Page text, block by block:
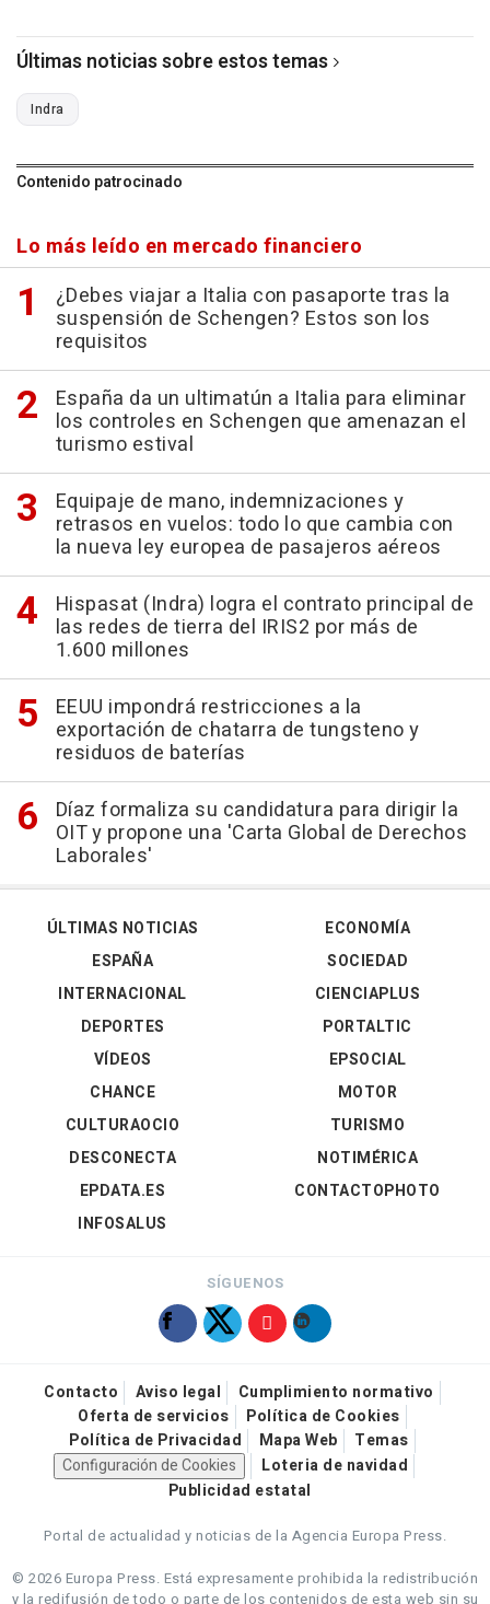
Últimas noticias sobre estos temas
Indra
Contenido patrocinado
Lo más leído en mercado financiero
¿Debes viajar a Italia con pasaporte tras la
suspensión de Schengen? Estos son los
requisitos
España da un ultimatún a Italia para eliminar
los controles en Schengen que amenazan el
turismo estival
Equipaje de mano, indemnizaciones y
retrasos en vuelos: todo lo que cambia con
la nueva ley europea de pasajeros aéreos
Hispasat (Indra) logra el contrato principal de
las redes de tierra del IRIS2 por más de
1.600 millones
EEUU impondrá restricciones a la
exportación de chatarra de tungsteno y
residuos de baterías
Díaz formaliza su candidatura para dirigir la
OIT y propone una 'Carta Global de Derechos
Laborales'
ÚLTIMAS NOTICIAS
ESPAÑA
INTERNACIONAL
DEPORTES
VÍDEOS
ECONOMÍA
SOCIEDAD
CIENCIAPLUS
PORTALTIC
EPSOCIAL
CHANCE
CULTURAOCIO
DESCONECTA
EPDATA.ES
INFOSALUS
MOTOR
TURISMO
NOTIMÉRICA
CONTACTOPHOTO
SÍGUENOS
Contacto Aviso legal
Cumplimiento normativo
Oferta de servicios
Política de Cookies
Política de Privacidad
Mapa Web
Temas
Configuración de Cookies
Loteria de navidad
Publicidad estatal
Portal de actualidad y noticias de la Agencia Europa Press.
© 2026 Europa Press. Está expresamente prohibida la redistribución
y la redifusión de todo o parte de los contenidos de esta web sin su